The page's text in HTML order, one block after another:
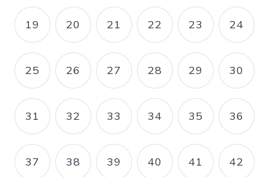
PAGE
19 PAGE
20 PAGE
21 PAGE
22 PAGE
23 PAGE
24
PAGE
25 PAGE
26 PAGE
27 PAGE
28 PAGE
29 PAGE
30
PAGE
31 PAGE
32 PAGE
33 PAGE
34 PAGE
35 PAGE
36
PAGE
37 PAGE
38 PAGE
39 PAGE
40 PAGE
41 PAGE
42